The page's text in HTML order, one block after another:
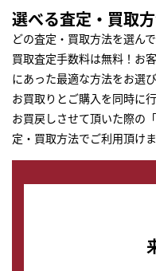
選べる査定・買取
どの査定・買取方法を選ん
買取査定手数料は無料！お
にあった最適な方法をお選び
お買取りとご購入を同時に
お買戻しさせて頂いた際の
定・買取方法でご利用頂けま